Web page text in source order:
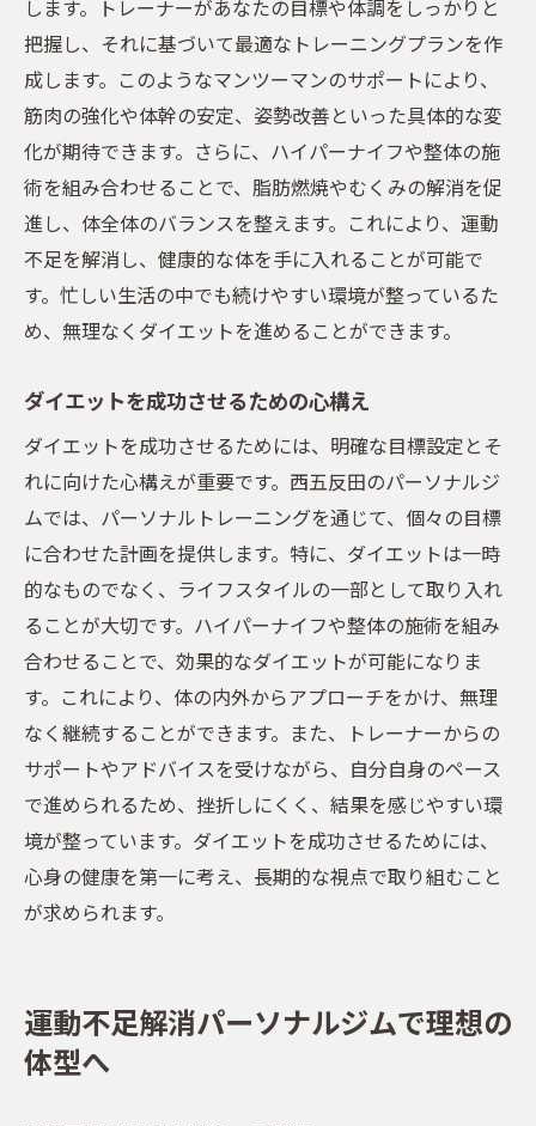
五反田での理想的なライフスタイルの実現
します。トレーナーがあなたの目標や体調をしっかりと
把握し、それに基づいて最適なトレーニングプランを作
成します。このようなマンツーマンのサポートにより、
筋肉の強化や体幹の安定、姿勢改善といった具体的な変
化が期待できます。さらに、ハイパーナイフや整体の施
術を組み合わせることで、脂肪燃焼やむくみの解消を促
進し、体全体のバランスを整えます。これにより、運動
不足を解消し、健康的な体を手に入れることが可能で
す。忙しい生活の中でも続けやすい環境が整っているた
め、無理なくダイエットを進めることができます。
ダイエットを成功させるための心構え
ダイエットを成功させるためには、明確な目標設定とそ
れに向けた心構えが重要です。西五反田のパーソナルジ
ムでは、パーソナルトレーニングを通じて、個々の目標
に合わせた計画を提供します。特に、ダイエットは一時
的なものでなく、ライフスタイルの一部として取り入れ
ることが大切です。ハイパーナイフや整体の施術を組み
合わせることで、効果的なダイエットが可能になりま
す。これにより、体の内外からアプローチをかけ、無理
なく継続することができます。また、トレーナーからの
サポートやアドバイスを受けながら、自分自身のペース
で進められるため、挫折しにくく、結果を感じやすい環
境が整っています。ダイエットを成功させるためには、
心身の健康を第一に考え、長期的な視点で取り組むこと
が求められます。
運動不足解消パーソナルジムで理想の
体型へ